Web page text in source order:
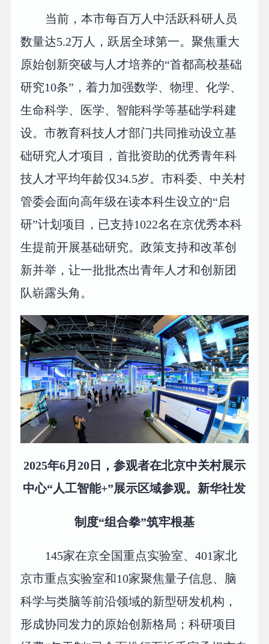
当前，本市每百万人中活跃科研人员
数量达5.2万人，跃居全球第一。聚焦重大
原始创新突破与人才培养的“首都高校基础
研究10条”，着力加强数学、物理、化学、
生命科学、医学、智能科学等基础学科建
设。市教育科技人才部门共同推动设立基
础研究人才项目，首批资助的优秀青年科
技人才平均年龄仅34.5岁。市科委、中关村
管委会面向高年级在读本科生设立的“启
研”计划项目，已支持1022名在京优秀本科
生提前开展基础研究。政策支持和改革创
新并举，让一批批杰出青年人才和创新团
队崭露头角。
2025年6月20日，参观者在北京中关村展示
中心“人工智能+”展示区域参观。新华社发
制度“组合拳”筑牢根基
145家在京全国重点实验室、401家北
京市重点实验室和10家聚焦量子信息、脑
科学与类脑等前沿领域的新型研发机构，
形成协同发力的原始创新格局；科研项目